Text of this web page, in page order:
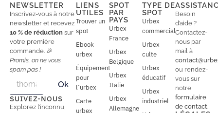
NEWSLETTER
Inscrivez-vous à notre
newsletter et recevez
10 % de réduction sur
votre première
commande. 🎉
Promis, on ne vous
spam pas !
a
i
l
a
i
l
Ok
SUIVEZ-NOUS
Explorez l’inconnu,
LIENS
UTILES
Trouver un
spot
Ebook
urbex
Équipement
pour
l’urbex
Carte
urbex
SPOT
PAR
PAYS
Urbex
France
Urbex
Belgique
Urbex
Italie
Urbex
Allemagne
TYPE DE
SPOT
Urbex
commercial
Urbex
culte
Urbex
éducatif
Urbex
industriel
Besoin
d’aide ?
Contactez-
nous par
mail à
ou rendez-
vous sur
notre
formulaire
de contact.